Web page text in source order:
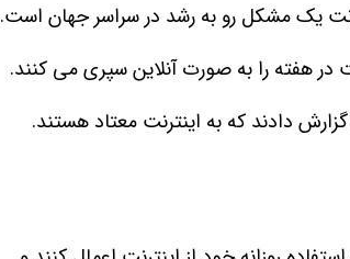
یک مشکل رو به رشد در سراسر جهان است.
دادند که به اینترنت معتاد هستند.